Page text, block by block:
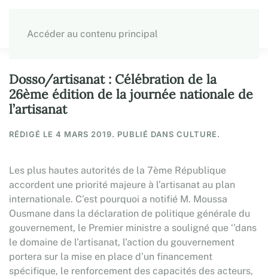
Accéder au contenu principal
Dosso/artisanat : Célébration de la
26ème édition de la journée nationale de
l’artisanat
RÉDIGÉ LE 4 MARS 2019. PUBLIÉ DANS CULTURE.
Les plus hautes autorités de la 7ème République
accordent une priorité majeure à l’artisanat au plan
internationale. C’est pourquoi a notifié M. Moussa
Ousmane dans la déclaration de politique générale du
gouvernement, le Premier ministre a souligné que ‘’dans
le domaine de l’artisanat, l’action du gouvernement
portera sur la mise en place d’un financement
spécifique, le renforcement des capacités des acteurs,